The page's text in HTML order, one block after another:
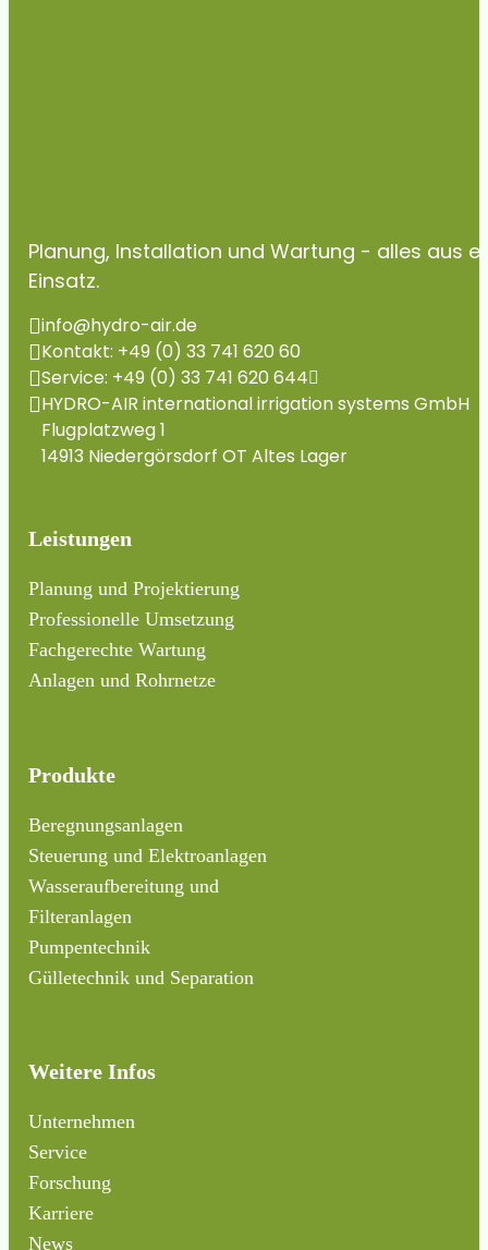
Planung, Installation und Wartung - alles aus
Einsatz.
info@hydro-air.de
Kontakt: +49 (0) 33 741 620 60
Service: +49 (0) 33 741 620 644
HYDRO-AIR international irrigation systems GmbH
Flugplatzweg 1
14913 Niedergörsdorf OT Altes Lager
Leistungen
Planung und Projektierung
Professionelle Umsetzung
Fachgerechte Wartung
Anlagen und Rohrnetze
Produkte
Beregnungsanlagen
Steuerung und Elektroanlagen
Wasseraufbereitung und
Filteranlagen
Pumpentechnik
Gülletechnik und Separation
Weitere Infos
Unternehmen
Service
Forschung
Karriere
News